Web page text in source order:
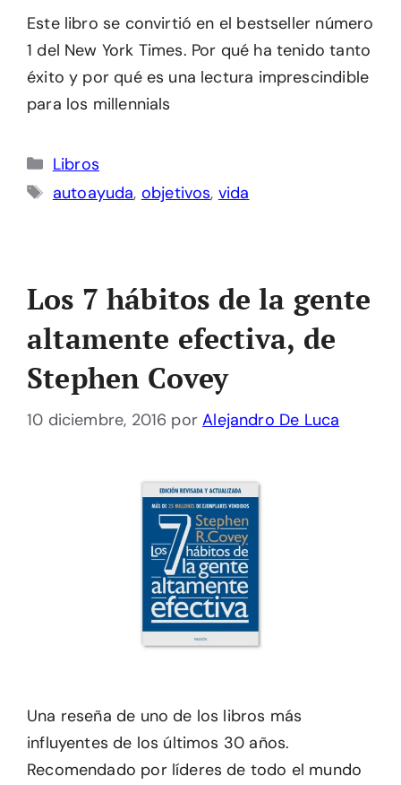
Este libro se convirtió en el bestseller número
1 del New York Times. Por qué ha tenido tanto
éxito y por qué es una lectura imprescindible
para los millennials
Categorías
Libros
Etiquetas
autoayuda, objetivos, vida
Los 7 hábitos de la gente
altamente efectiva, de
Stephen Covey
10 diciembre, 2016 porAlejandro De Luca
Una reseña de uno de los libros más
influyentes de los últimos 30 años.
Recomendado por líderes de todo el mundo